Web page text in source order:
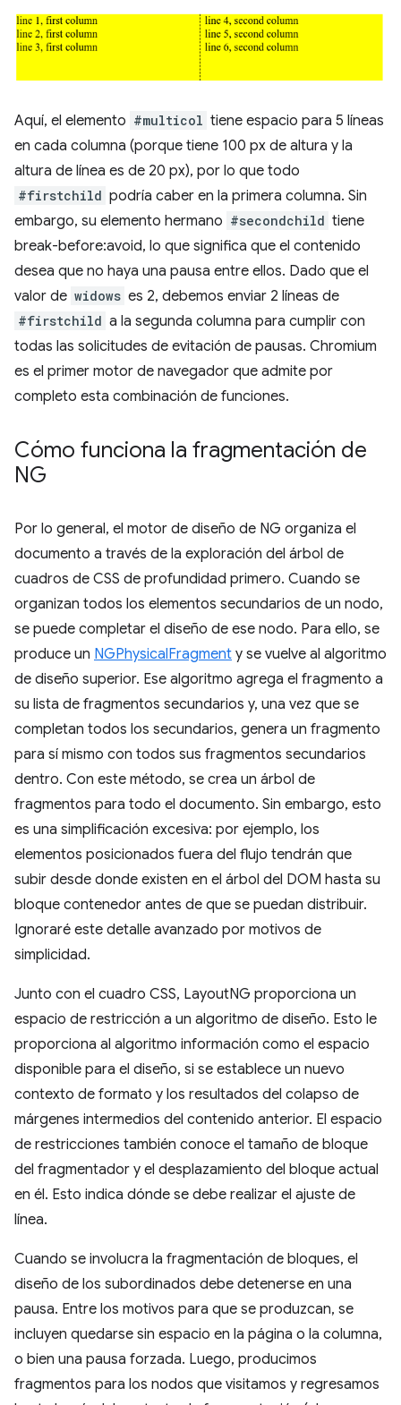
Aquí, el elemento #multicol tiene espacio para 5 líneas
en cada columna (porque tiene 100 px de altura y la
altura de línea es de 20 px), por lo que todo
#firstchild podría caber en la primera columna. Sin
embargo, su elemento hermano #secondchild tiene
break-before:avoid, lo que significa que el contenido
desea que no haya una pausa entre ellos. Dado que el
valor de widows es 2, debemos enviar 2 líneas de
#firstchild a la segunda columna para cumplir con
todas las solicitudes de evitación de pausas. Chromium
es el primer motor de navegador que admite por
completo esta combinación de funciones.
Cómo funciona la fragmentación de
NG
Por lo general, el motor de diseño de NG organiza el
documento a través de la exploración del árbol de
cuadros de CSS de profundidad primero. Cuando se
organizan todos los elementos secundarios de un nodo,
se puede completar el diseño de ese nodo. Para ello, se
produce un NGPhysicalFragment y se vuelve al algoritmo
de diseño superior. Ese algoritmo agrega el fragmento a
su lista de fragmentos secundarios y, una vez que se
completan todos los secundarios, genera un fragmento
para sí mismo con todos sus fragmentos secundarios
dentro. Con este método, se crea un árbol de
fragmentos para todo el documento. Sin embargo, esto
es una simplificación excesiva: por ejemplo, los
elementos posicionados fuera del flujo tendrán que
subir desde donde existen en el árbol del DOM hasta su
bloque contenedor antes de que se puedan distribuir.
Ignoraré este detalle avanzado por motivos de
simplicidad.
Junto con el cuadro CSS, LayoutNG proporciona un
espacio de restricción a un algoritmo de diseño. Esto le
proporciona al algoritmo información como el espacio
disponible para el diseño, si se establece un nuevo
contexto de formato y los resultados del colapso de
márgenes intermedios del contenido anterior. El espacio
de restricciones también conoce el tamaño de bloque
del fragmentador y el desplazamiento del bloque actual
en él. Esto indica dónde se debe realizar el ajuste de
línea.
Cuando se involucra la fragmentación de bloques, el
diseño de los subordinados debe detenerse en una
pausa. Entre los motivos para que se produzcan, se
incluyen quedarse sin espacio en la página o la columna,
o bien una pausa forzada. Luego, producimos
fragmentos para los nodos que visitamos y regresamos